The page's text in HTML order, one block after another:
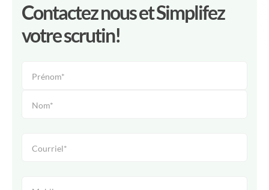
Contactez nous et Simplifez
votre scrutin!